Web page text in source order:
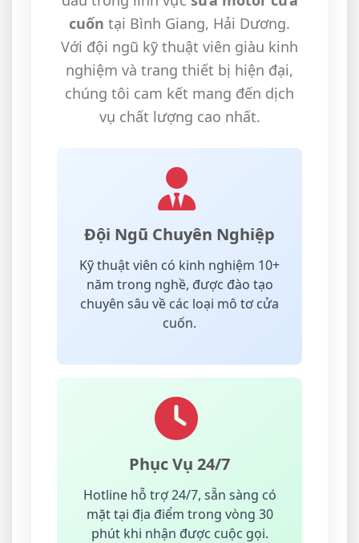
cuốn tại Bình Giang, Hải Dương.
Với đội ngũ kỹ thuật viên giàu kinh
nghiệm và trang thiết bị hiện đại,
chúng tôi cam kết mang đến dịch
vụ chất lượng cao nhất.
Đội Ngũ Chuyên Nghiệp
Kỹ thuật viên có kinh nghiệm 10+
năm trong nghề, được đào tạo
chuyên sâu về các loại mô tơ cửa
cuốn.
Phục Vụ 24/7
Hotline hỗ trợ 24/7, sẵn sàng có
mặt tại địa điểm trong vòng 30
phút khi nhận được cuộc gọi.